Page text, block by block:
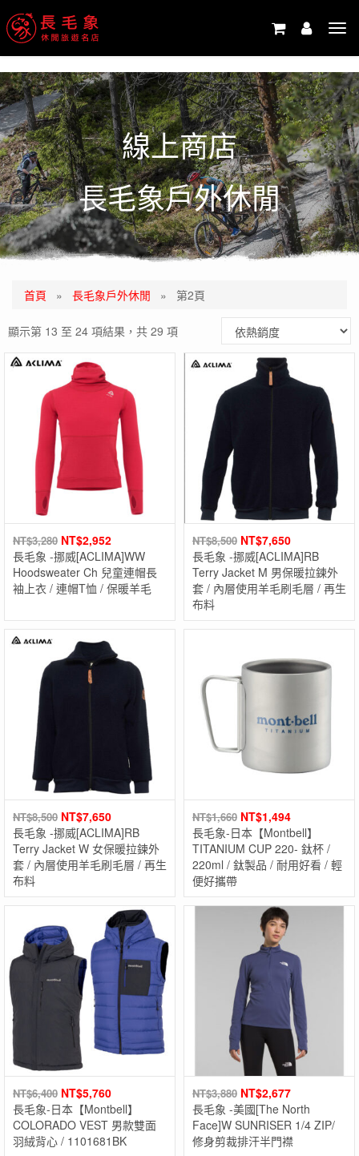
線上商店
長毛象戶外休閒
首頁 » 長毛象戶外休閒 » 第2頁
顯示第 13 至 24 項結果，共 29 項
NT$3,280 NT$2,952
長毛象 -挪威[ACLIMA]WW
Hoodsweater Ch 兒童連帽長
袖上衣 / 連帽T恤 / 保暖羊毛
NT$8,500 NT$7,650
長毛象 -挪威[ACLIMA]RB
Terry Jacket M 男保暖拉鍊外
套 / 內層使用羊毛刷毛層 / 再生
布料
NT$8,500 NT$7,650
長毛象 -挪威[ACLIMA]RB
Terry Jacket W 女保暖拉鍊外
套 / 內層使用羊毛刷毛層 / 再生
布料
NT$1,660 NT$1,494
長毛象-日本【Montbell】
TITANIUM CUP 220- 鈦杯 /
220ml / 鈦製品 / 耐用好看 / 輕
便好攜帶
NT$6,400 NT$5,760
長毛象-日本【Montbell】
COLORADO VEST 男款雙面
羽絨背心 / 1101681BK
NT$3,880 NT$2,677
長毛象 -美國[The North
Face]W SUNRISER 1/4 ZIP/
修身剪裁排汗半門襟